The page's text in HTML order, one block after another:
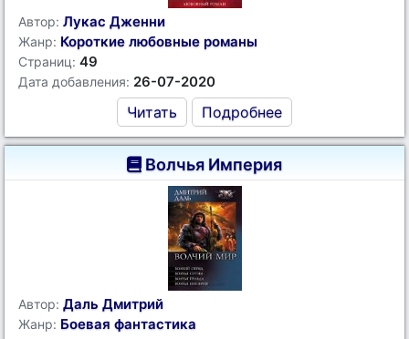
Автор: Лукас Дженни
Жанр: Короткие любовные романы
Страниц: 49
Дата добавления: 26-07-2020
Читать Подробнее
Волчья Империя
Автор: Даль Дмитрий
Жанр: Боевая фантастика